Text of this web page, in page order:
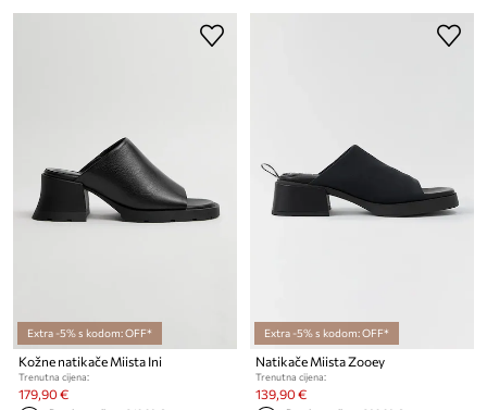
Extra -5% s kodom: OFF*
Kožne natikače Miista Ini
Trenutna cijena:
179,90 €
Extra -5% s kodom: OFF*
Natikače Miista Zooey
Trenutna cijena:
139,90 €